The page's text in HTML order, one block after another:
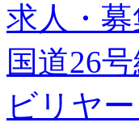
求人・募
国道26
ビリヤ